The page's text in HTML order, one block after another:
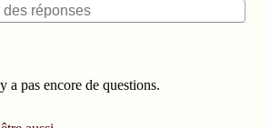
a pas encore de questions.